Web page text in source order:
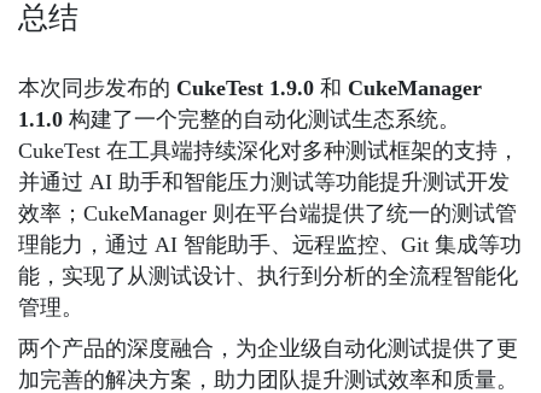
总结
本次同步发布的 CukeTest 1.9.0 和 CukeManager
1.1.0 构建了一个完整的自动化测试生态系统。
CukeTest 在工具端持续深化对多种测试框架的支持，
并通过 AI 助手和智能压力测试等功能提升测试开发
效率；CukeManager 则在平台端提供了统一的测试管
理能力，通过 AI 智能助手、远程监控、Git 集成等功
能，实现了从测试设计、执行到分析的全流程智能化
管理。
两个产品的深度融合，为企业级自动化测试提供了更
加完善的解决方案，助力团队提升测试效率和质量。